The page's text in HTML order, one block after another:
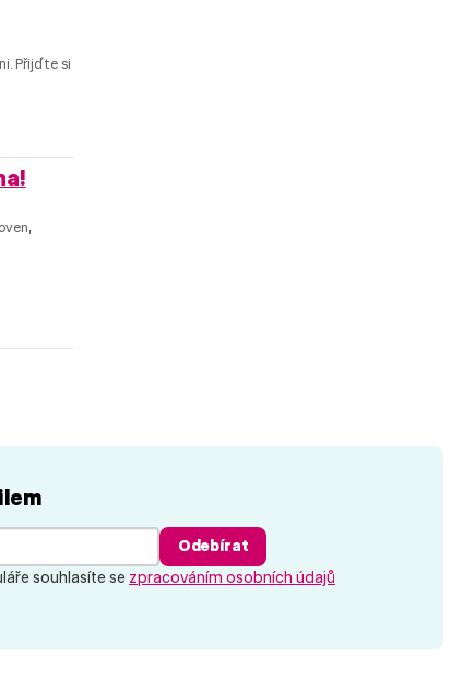
Přijďte si
souhlasíte se zpracováním osobních údajů
Odebírat